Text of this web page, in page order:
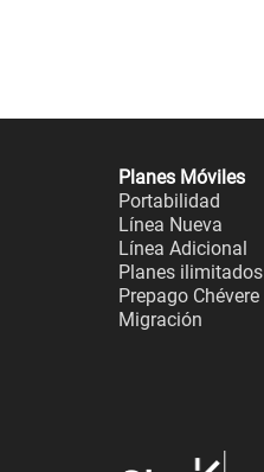
Planes Móviles
Portabilidad
Línea Nueva
Línea Adicional
Planes ilimitados
Prepago Chévere
Migración